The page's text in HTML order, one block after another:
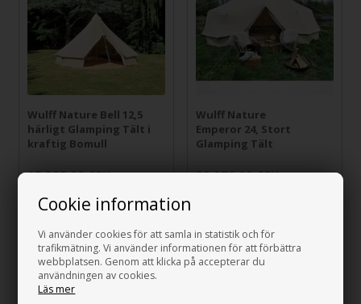
Cookie information
Vi använder cookies för att samla in statistik och för
trafikmätning. Vi använder informationen för att förbättra
webbplatsen. Genom att klicka på accepterar du
användningen av cookies.
Läs mer
Wulff Nature Bell 12,5
härligt Glamping Tält i
kraftig Bomull
15.385,00 SEK
Wulff Nature
Emperor 24, Stort
Glamping Tält
23.079,00 SEK